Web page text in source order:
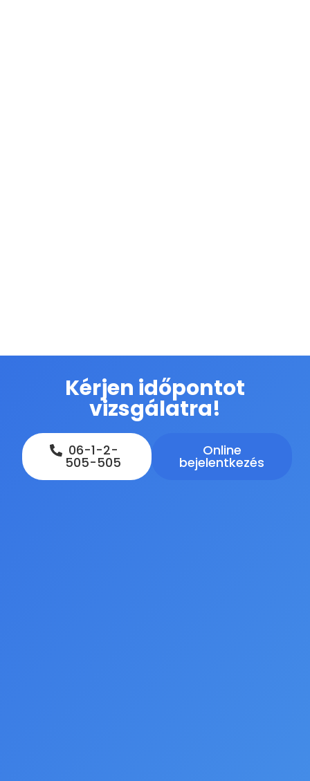
Kérjen időpontot
vizsgálatra!
06-1-2-
505-505
Online
bejelentkezés